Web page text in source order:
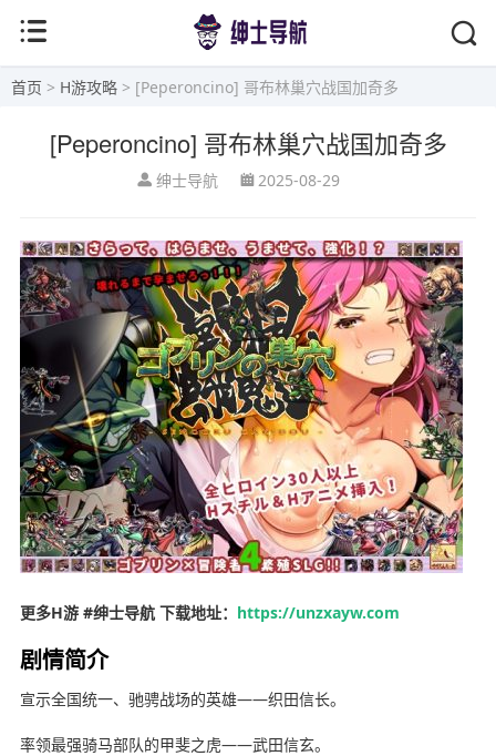
首页 > H游攻略 > [Peperoncino] 哥布林巢穴战国加奇多
[Peperoncino] 哥布林巢穴战国加奇多
绅士导航 2025-08-29
更多H游 #绅士导航 下载地址： https://unzxayw.com
剧情简介
宣示全国统一、驰骋战场的英雄——织田信长。
率领最强骑马部队的甲斐之虎——武田信玄。